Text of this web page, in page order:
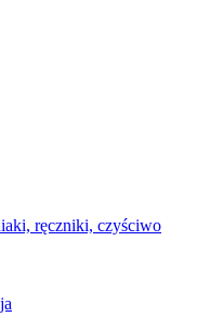
ręczniki, czyściwo